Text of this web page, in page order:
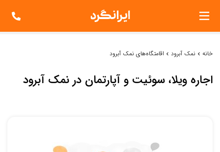
خانه نمک آبرود اقامتگاه‌های نمک آبرود
اجاره ویلا، سوئیت و آپارتمان در نمک آبرود